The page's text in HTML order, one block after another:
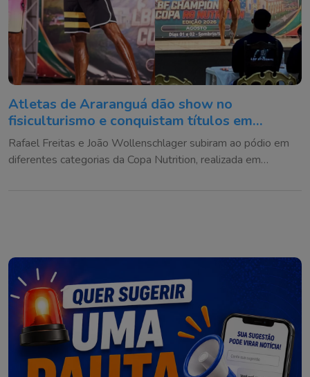
Atletas de Araranguá dão show no
fisiculturismo e conquistam títulos em
competição
Rafael Freitas e João Wollenschlager subiram ao pódio em
diferentes categorias da Copa Nutrition, realizada em